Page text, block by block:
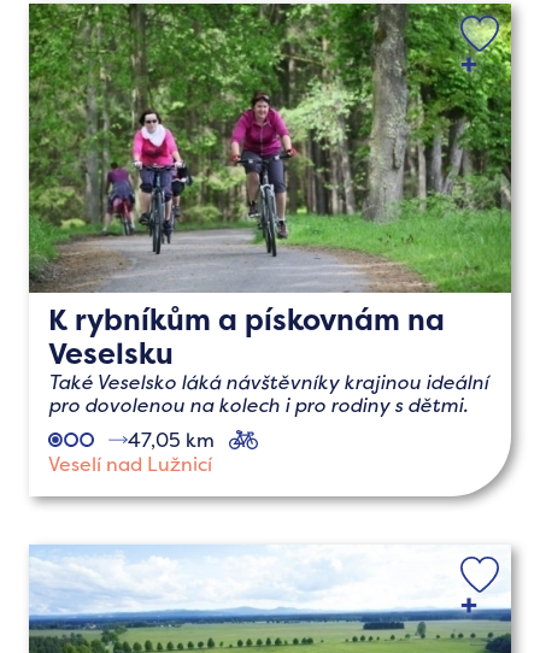
K rybníkům a pískovnám na
Veselsku
Také Veselsko láká návštěvníky krajinou ideální
pro dovolenou na kolech i pro rodiny s dětmi.
47,05 km
Veselí nad Lužnicí